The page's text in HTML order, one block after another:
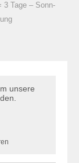
3 Tage – Sonn-
unsere